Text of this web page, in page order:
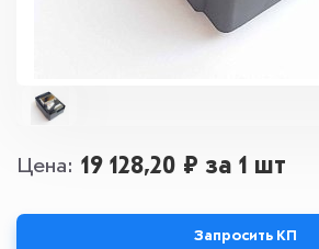
Цена 19 128,20 ₽ за 1 шт
Запросить КП